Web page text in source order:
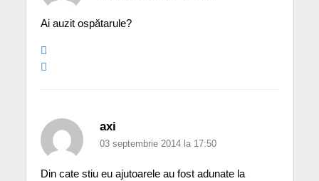
Ai auzit ospătarule?
axi
03 septembrie 2014 la 17:50
Din cate stiu eu ajutoarele au fost adunate la